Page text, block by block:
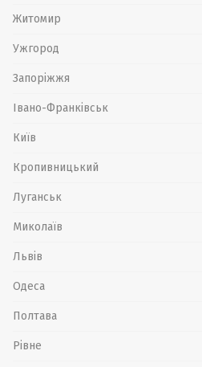
Житомир
Ужгород
Запоріжжя
Івано-Франківськ
Київ
Кропивницький
Луганськ
Миколаїв
Львів
Одеса
Полтава
Рівне